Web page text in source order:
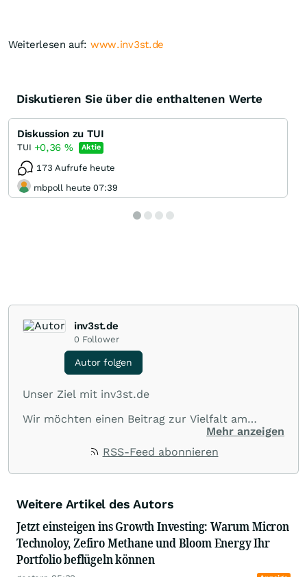
Weiterlesen auf: www.inv3st.de
Diskutieren Sie über die enthaltenen Werte
Diskussion zu TUI
TUI +0,36 % Aktie
173 Aufrufe heute
mbpoll heute 07:39
inv3st.de
0 Follower
Autor folgen
Unser Ziel mit inv3st.de
Wir möchten einen Beitrag zur Vielfalt am
Kapitalmarkt leisten und spannende
börsennotierten Unternehmen aus allen Teilen
Themen und Trends, die Börsianer interessieren.
Die Zahl 3 spielt dabei eine konzeptionelle Rolle:
I. je Kommentar werden 3 Unternehmen
genannt,
Mehr anzeigen
RSS-Feed abonnieren
Weitere Artikel des Autors
Jetzt einsteigen ins Growth Investing: Warum Micron
Technoloy, Zefiro Methane und Bloom Energy Ihr
Portfolio beflügeln können